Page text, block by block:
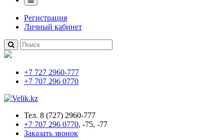
Регистрация
Личный кабинет
+7 727 2960-777
+7 707 296 0770
Тел. 8 (727) 2960-777
+7 707 296 0770, -75, -77
Заказать звонок